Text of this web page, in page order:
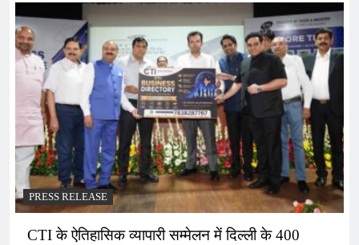
PRESS RELEASE
CTI के ऐतिहासिक व्यापारी सम्मेलन में दिल्ली के 400